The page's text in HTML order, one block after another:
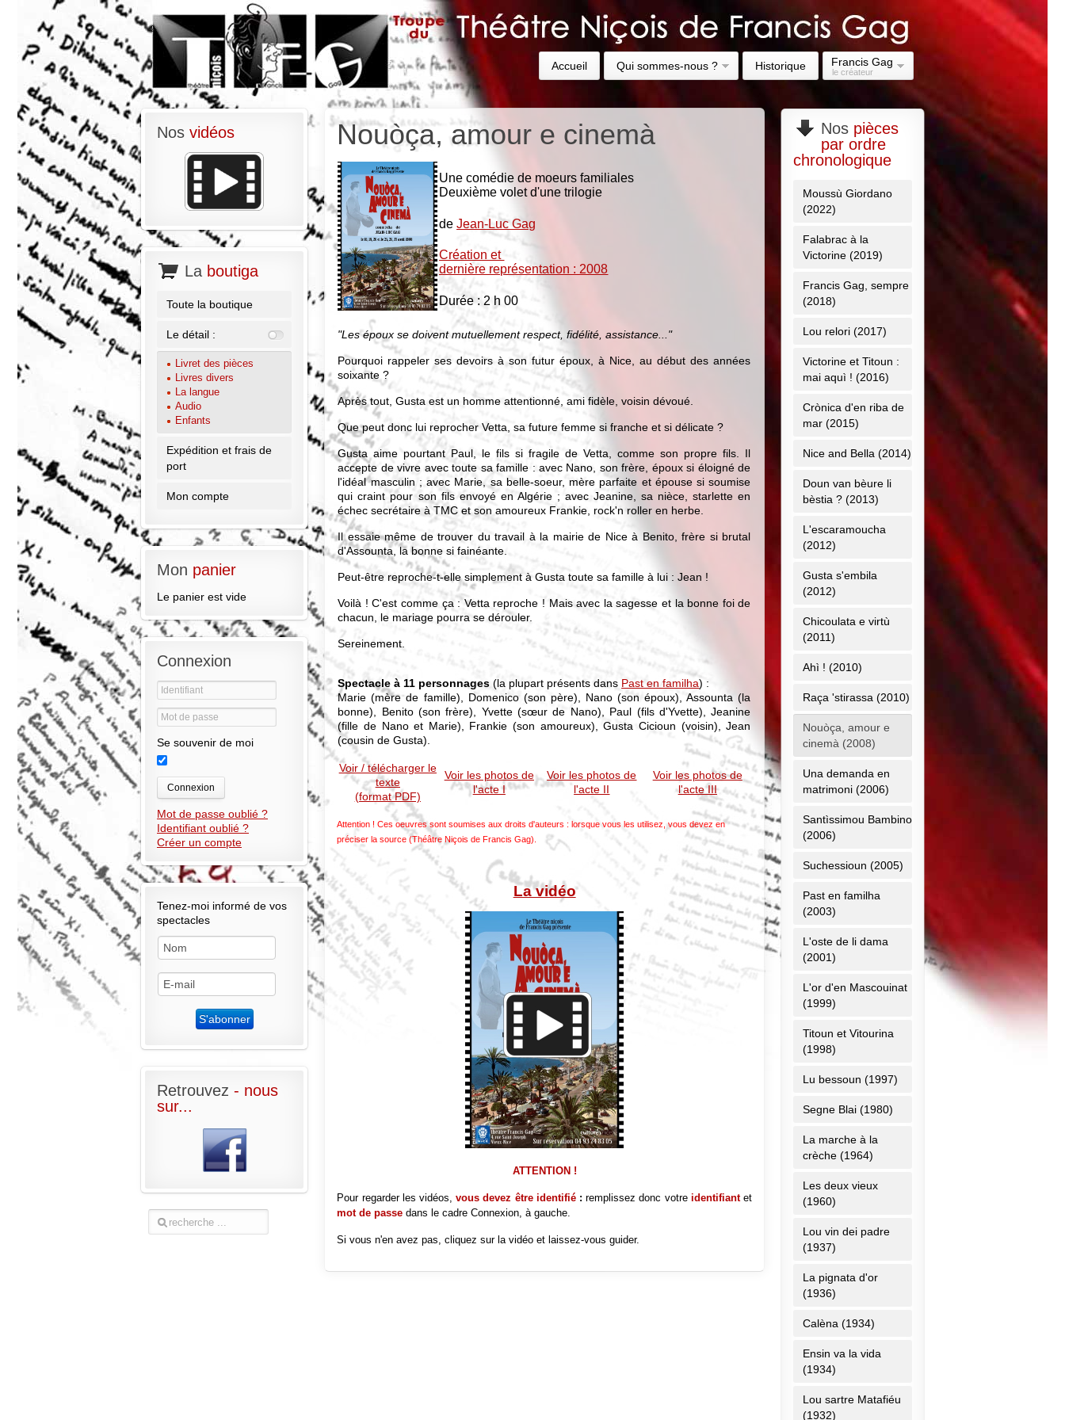
Accueil Qui sommes-nous ? Historique Francis Gag
le créateur
Nouòça, amour e cinemà
Une comédie de moeurs familiales
Deuxième volet d'une trilogie
deJean-Luc Gag
Création et
dernière représentation : 2008
Durée : 2 h 00
"Les époux se doivent mutuellement respect, fidélité, assistance..."
Pourquoi rappeler ses devoirs à son futur époux, à Nice, au début des années
soixante ?
Après tout, Gusta est un homme attentionné, ami fidèle, voisin dévoué.
Que peut donc lui reprocher Vetta, sa future femme si franche et si délicate ?
Gusta aime pourtant Paul, le fils si fragile de Vetta, comme son propre fils. Il
accepte de vivre avec toute sa famille : avec Nano, son frère, époux si éloigné de
l'idéal masculin ; avec Marie, sa belle-soeur, mère parfaite et épouse si soumise
qui craint pour son fils envoyé en Algérie ; avec Jeanine, sa nièce, starlette en
échec secrétaire à TMC et son amoureux Frankie, rock'n roller en herbe.
Il essaie même de trouver du travail à la mairie de Nice à Benito, frère si brutal
d'Assounta, la bonne si fainéante.
Peut-être reproche-t-elle simplement à Gusta toute sa famille à lui : Jean !
Voilà ! C'est comme ça : Vetta reproche ! Mais avec la sagesse et la bonne foi de
chacun, le mariage pourra se dérouler.
Sereinement.
Spectacle à 11 personnages (la plupart présents dans Past en familha) :
Marie (mère de famille), Domenico (son père), Nano (son époux), Assounta (la
bonne), Benito (son frère), Yvette (sœur de Nano), Paul (fils d'Yvette), Jeanine
(fille de Nano et Marie), Frankie (son amoureux), Gusta Cicioun (voisin), Jean
(cousin de Gusta).
Voir / télécharger le
texte
(format PDF)
Voir les photos de
l'acte I
Voir les photos de
l'acte II
Voir les photos de
l'acte III
Attention ! Ces oeuvres sont soumises aux droits d'auteurs : lorsque vous les utilisez, vous devez en
préciser la source (Théâtre Niçois de Francis Gag).
La vidéo
ATTENTION !
Pour regarder les vidéos, vous devez être identifié :remplissez donc votreidentifiantet
mot de passedans le cadre Connexion, à gauche.
Si vous n'en avez pas, cliquez sur la vidéo et laissez-vous guider.
Nos vidéos
La boutiga
Toute la boutique
Le détail :
Livret des pièces
Livres divers
La langue
Audio
Enfants
Expédition et frais de
port
Mon compte
Mon panier
Le panier est vide
Connexion
Se souvenir de moi
Connexion
Mot de passe oublié ?
Identifiant oublié ?
Créer un compte
Tenez-moi informé de vos
spectacles
Retrouvez - nous
sur...
Nospièces
par ordre
chronologique
Moussù Giordano
(2022)
Falabrac à la
Victorine (2019)
Francis Gag, sempre
(2018)
Lou relori (2017)
Victorine et Titoun :
mai aquì ! (2016)
Crònica d'en riba de
mar (2015)
Nice and Bella (2014)
Doun van bèure li
bèstia ? (2013)
L'escaramoucha
(2012)
Gusta s'embila
(2012)
Chicoulata e virtù
(2011)
Ahì ! (2010)
Raça 'stirassa (2010)
Nouòça, amour e
cinemà (2008)
Una demanda en
matrimoni (2006)
Santìssimou Bambino
(2006)
Suchessioun (2005)
Past en familha
(2003)
L'oste de li dama
(2001)
L'or d'en Mascouinat
(1999)
Titoun et Vitourina
(1998)
Lu bessoun (1997)
Segne Blai (1980)
La marche à la
crèche (1964)
Les deux vieux
(1960)
Lou vin dei padre
(1937)
La pignata d'or
(1936)
Calèna (1934)
Ensin va la vida
(1934)
Lou sartre Matafiéu
(1932)